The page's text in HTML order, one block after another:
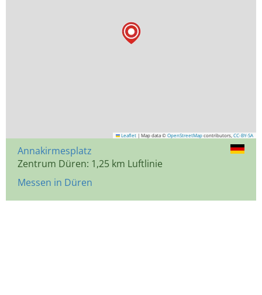
Leaflet | Map data © OpenStreetMap contributors, CC-BY-SA
Annakirmesplatz
Zentrum Düren: 1,25 km Luftlinie
Messen in Düren